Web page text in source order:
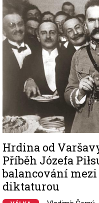
Hrdina od
Příběh Józefa
balancování
diktaturou